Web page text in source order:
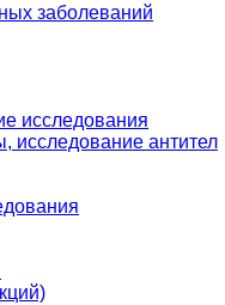
заболеваний
исследования
антител